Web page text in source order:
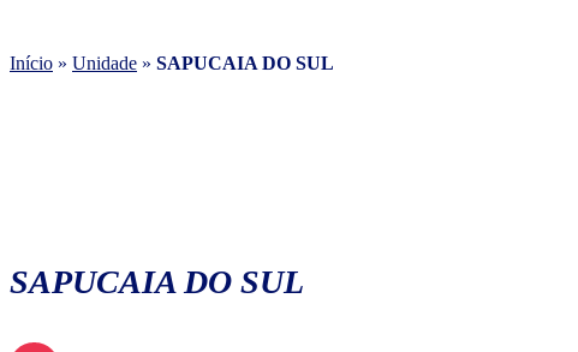
Início » Unidade » SAPUCAIA DO SUL
SAPUCAIA DO SUL